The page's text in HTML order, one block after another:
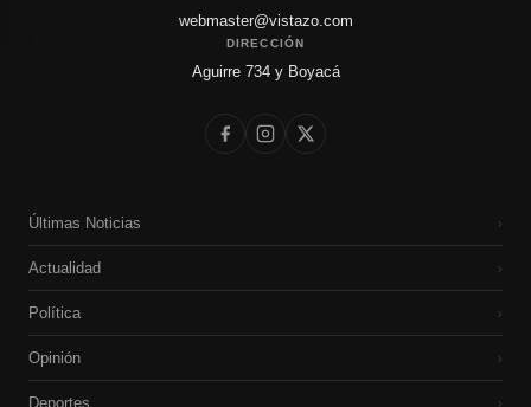
webmaster@vistazo.com
DIRECCIÓN
Aguirre 734 y Boyacá
Últimas Noticias ›
Actualidad ›
Política ›
Opinión ›
Deportes ›